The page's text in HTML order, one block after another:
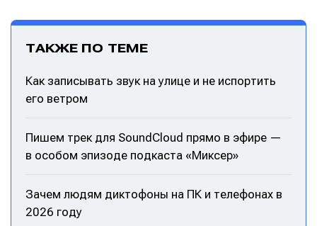
ТАКЖЕ ПО ТЕМЕ
Как записывать звук на улице и не испортить
его ветром
Пишем трек для SoundCloud прямо в эфире —
в особом эпизоде подкаста «Миксер»
Зачем людям диктофоны на ПК и телефонах в
2026 году